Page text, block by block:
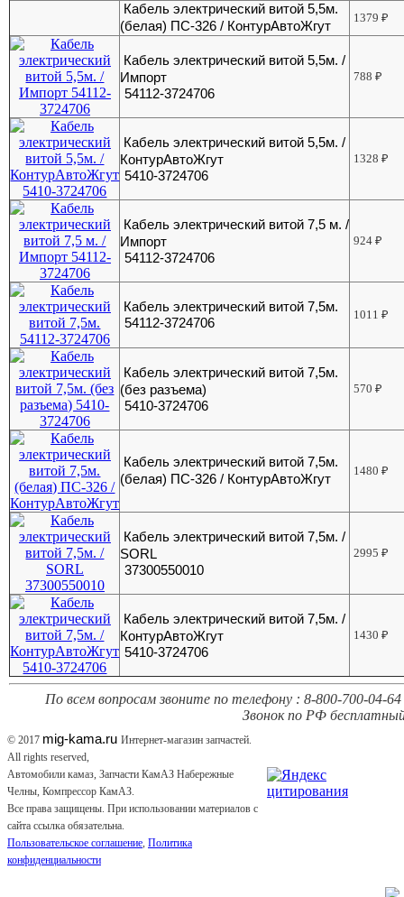
Кабель электрический витой 5,5м.
(белая) ПС-326 / КонтурАвтоЖгут
1379₽
Кабель электрический витой 5,5м. /
Импорт
54112-3724706
788₽
Кабель электрический витой 5,5м. /
КонтурАвтоЖгут
5410-3724706
1328₽
Кабель электрический витой 7,5 м. /
Импорт
54112-3724706
924₽
Кабель электрический витой 7,5м.
54112-3724706
1011₽
Кабель электрический витой 7,5м.
(без разъема)
5410-3724706
570₽
Кабель электрический витой 7,5м.
(белая) ПС-326 / КонтурАвтоЖгут
1480₽
Кабель электрический витой 7,5м. /
SORL
37300550010
2995₽
Кабель электрический витой 7,5м. /
КонтурАвтоЖгут
5410-3724706
1430₽
По всем вопросам звоните по телефону : 8-800-700-04-64
Звонок по РФ
© 2017 mig-kama.ru Интернет-магазин запчастей.
All rights reserved,
Автомобили камаз, Запчасти КамАЗ Набережные
Челны, Компрессор КамАЗ.
Все права защищены. При использовании материалов с
сайта ссылка обязательна.
Пользовательское соглашение, Политика
конфиденциальности